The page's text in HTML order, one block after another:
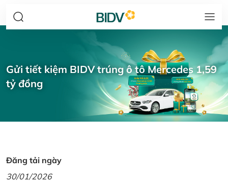
Gửi tiết kiệm BIDV trúng ô tô Mercedes 1,59
tỷ đồng
Đăng tải ngày
30/01/2026